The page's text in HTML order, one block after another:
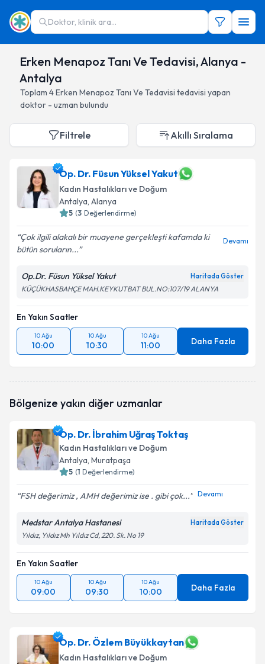
Doktor, klinik ara...
Erken Menapoz Tanı Ve Tedavisi, Alanya -
Antalya
Toplam 4Erken Menapoz Tanı Ve Tedavisi tedavisi yapan
doktor - uzman bulundu
Filtrele Akıllı Sıralama
Op. Dr. Füsun Yüksel Yakut
Kadın Hastalıkları ve Doğum
Antalya, Alanya
5 (3 Değerlendirme)
Çok ilgili alakalı bir muayene gerçekleşti kafamda ki
bütün soruların...
Devamı
Op.Dr. Füsun Yüksel Yakut Haritada Göster
KÜÇÜKHASBAHÇE MAH.KEYKUTBAT BUL.NO:107/19 ALANYA
En Yakın Saatler
10 Ağu
10:00
10 Ağu
10:30
10 Ağu
11:00 Daha Fazla
Bölgenize yakın diğer uzmanlar
Op. Dr. İbrahim Uğraş Toktaş
Kadın Hastalıkları ve Doğum
Antalya, Muratpaşa
5 (1 Değerlendirme)
FSH değerimiz , AMH değerimiz ise . gibi çok... Devamı
Medstar Antalya Hastanesi Haritada Göster
Yıldız, Yıldız Mh Yıldız Cd, 220. Sk. No 19
En Yakın Saatler
10 Ağu
09:00
10 Ağu
09:30
10 Ağu
10:00 Daha Fazla
Op. Dr. Özlem Büyükkaytan
Kadın Hastalıkları ve Doğum